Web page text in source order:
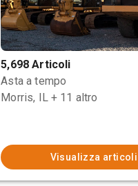
5,698 Articoli
Asta a tempo
Morris, IL + 11 altro
Visualizza articoli